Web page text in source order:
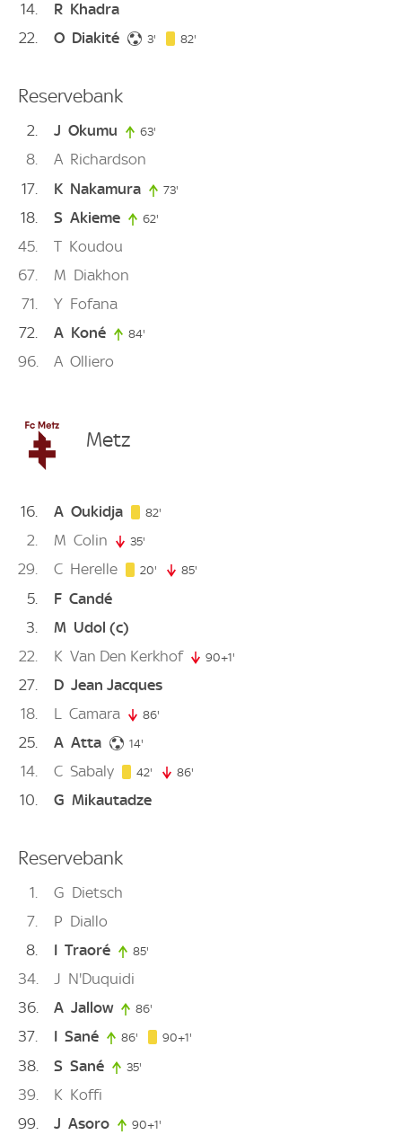
14 R Khadra
22
O Diakité 3' 3. minute
82'
Reservebank
2 J Okumu 63'
8 A Richardson
17
K Nakamura 73'
18 S Akieme 62'
45 T Koudou
67
M Diakhon
71
Y Fofana
72
A Koné 84'
96 A Olliero
Metz
16 A Oukidja 82'
2 M Colin 35'
29 C Herelle 20' 20. minute
85'
5 F Candé
3
M Udol (c)
22
K Van Den Kerkhof 90+1'
27 D Jean Jacques
18
L Camara 86'
25 A Atta 14'
14 C Sabaly 42' 42. minute
86'
10 G Mikautadze
Reservebank
1 G Dietsch
7
P Diallo
8
I Traoré 85'
34 J N'Duquidi
36
A Jallow 86'
37 I Sané 86' 86. minute
90+1'
38 S Sané 35'
39 K Koffi
99
J Asoro 90+1'